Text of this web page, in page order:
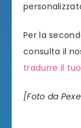
Per la
consulta il
tradurre il
[Foto da